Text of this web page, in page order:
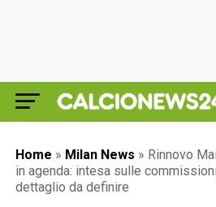
Home » Milan News » Rinnovo
in agenda: intesa sulle
dettaglio da definire